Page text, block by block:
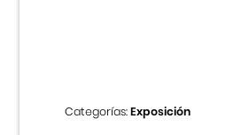
Categorías:Exposición